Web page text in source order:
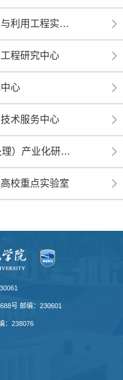
安徽省药食同源天然资源开发与利用工程实验室
程研究中心
心
术服务中心
安徽省魂芯DSP（数字信号处理）产业化研究院
校重点实验室
号 邮编：230601
：238076